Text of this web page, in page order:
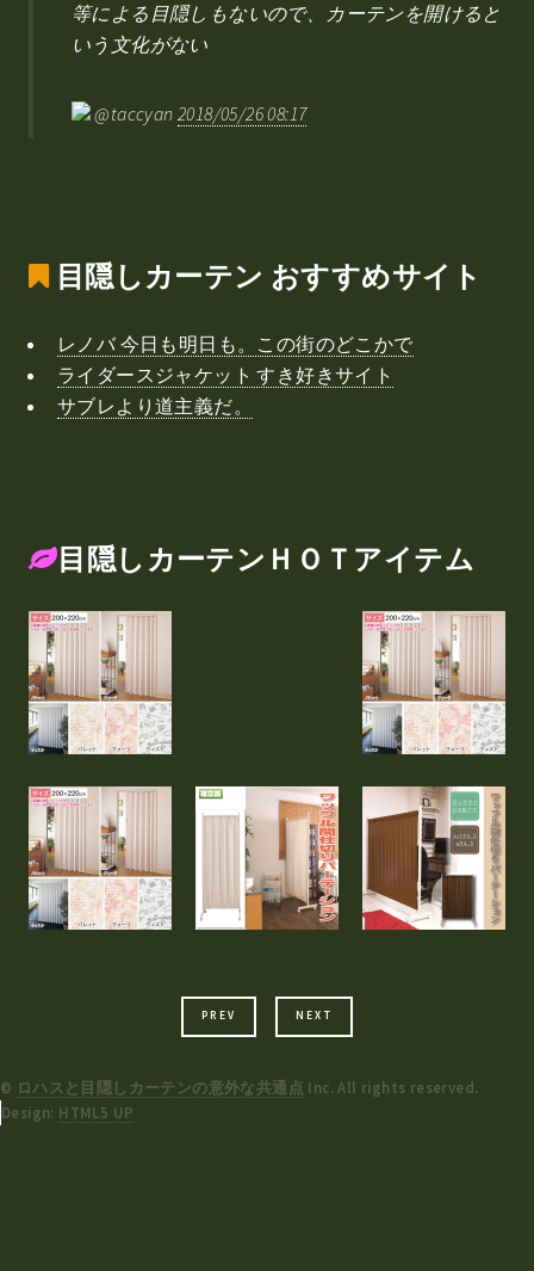
等による目隠しもないので、カーテンを開けると
いう文化がない
@taccyan2018/05/26 08:17
目隠しカーテン おすすめサイト
レノバ 今日も明日も。この街のどこかで
ライダースジャケット すき好きサイト
サブレより道主義だ。
目隠しカーテンＨＯＴアイテム
PREV NEXT
© ロハスと目隠しカーテンの意外な共通点 Inc. All rights reserved.
Design: HTML5 UP